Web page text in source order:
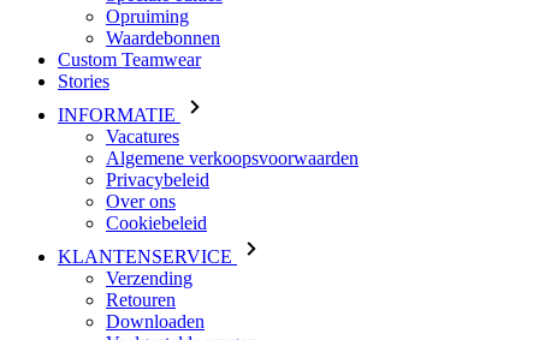
INFORMATIE
Vacatures
Algemene verkoopsvoorwaarden
Privacybeleid
Cookiebeleid
KLANTENSERVICE
Verzending
Retouren
Downloaden
Veelgestelde vragen
Maattabel
Contact
Inloggen